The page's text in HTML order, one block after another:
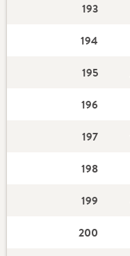
193
194
195
196
197
198
199
200